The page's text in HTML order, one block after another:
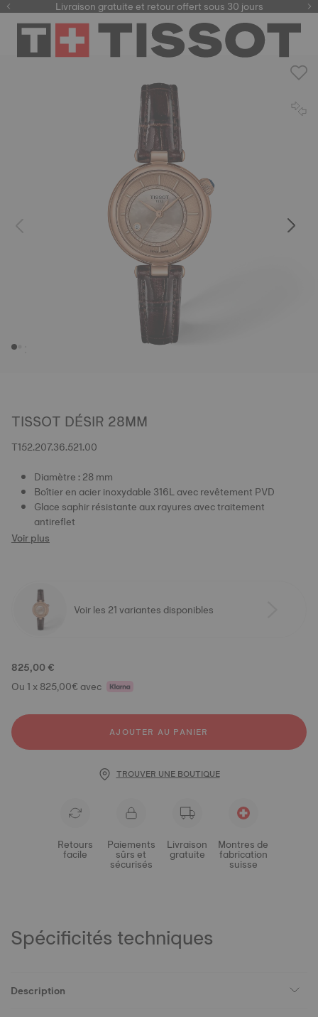
Livraison gratuite et retour offert sous 30 jours
TISSOT DÉSIR 28MM
T152.207.36.521.00
Diamètre : 28 mm
Boîtier en acier inoxydable 316L avec revêtement PVD
Glace saphir résistante aux rayures avec traitement
antireflet
Voir plus
Voir les 21 variantes disponibles
825,00 €
Ou 1 x 825,00€ avec
AJOUTER AU PANIER
TROUVER UNE BOUTIQUE
Retours
facile
Paiements
sûrs et
sécurisés
Livraison
gratuite
Montres de
fabrication
suisse
Spécificités techniques
Description